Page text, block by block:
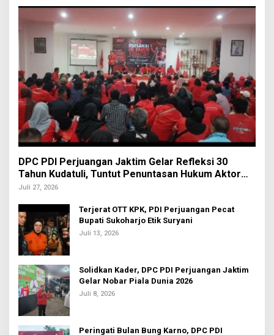
DPC PDI Perjuangan Jaktim Gelar Refleksi 30
Tahun Kudatuli, Tuntut Penuntasan Hukum Aktor
Intelektual
Juli 27, 2026
Terjerat OTT KPK, PDI Perjuangan Pecat
Bupati Sukoharjo Etik Suryani
Juli 13, 2026
Solidkan Kader, DPC PDI Perjuangan Jaktim
Gelar Nobar Piala Dunia 2026
Juli 8, 2026
Peringati Bulan Bung Karno, DPC PDI